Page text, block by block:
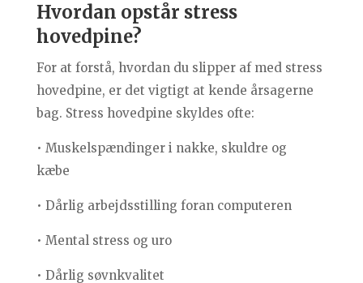
Hvordan opstår stress
hovedpine?
For at forstå, hvordan du slipper af med stress
hovedpine, er det vigtigt at kende årsagerne
bag. Stress hovedpine skyldes ofte:
• Muskelspændinger i nakke, skuldre og
kæbe
• Dårlig arbejdsstilling foran computeren
• Mental stress og uro
• Dårlig søvnkvalitet